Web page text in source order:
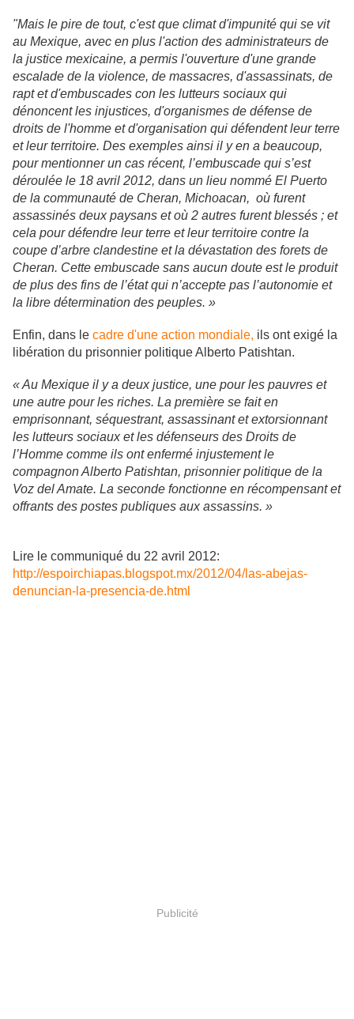
"Mais le pire de tout, c'est que climat d'impunité qui se vit
au Mexique, avec en plus l'action des administrateurs de
la justice mexicaine, a permis l'ouverture d'une grande
escalade de la violence, de massacres, d'assassinats, de
rapt et d'embuscades con les lutteurs sociaux qui
dénoncent les injustices, d'organismes de défense de
droits de l'homme et d'organisation qui défendent leur terre
et leur territoire. Des exemples ainsi il y en a beaucoup,
pour mentionner un cas récent, l’embuscade qui s’est
déroulée le 18 avril 2012, dans un lieu nommé El Puerto
de la communauté de Cheran, Michoacan, où furent
assassinés deux paysans et où 2 autres furent blessés ; et
cela pour défendre leur terre et leur territoire contre la
coupe d’arbre clandestine et la dévastation des forets de
Cheran. Cette embuscade sans aucun doute est le produit
de plus des fins de l’état qui n’accepte pas l’autonomie et
la libre détermination des peuples. »
Enfin, dans le cadre d'une action mondiale, ils ont exigé la
libération du prisonnier politique Alberto Patishtan.
« Au Mexique il y a deux justice, une pour les pauvres et
une autre pour les riches. La première se fait en
emprisonnant, séquestrant, assassinant et extorsionnant
les lutteurs sociaux et les défenseurs des Droits de
l’Homme comme ils ont enfermé injustement le
compagnon Alberto Patishtan, prisonnier politique de la
Voz del Amate. La seconde fonctionne en récompensant et
offrants des postes publiques aux assassins. »
Lire le communiqué du 22 avril 2012:
http://espoirchiapas.blogspot.mx/2012/04/las-abejas-
denuncian-la-presencia-de.html
Publicité